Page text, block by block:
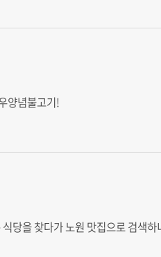
양념불고기!
당을 찾다가 노원 맛집으로 검색